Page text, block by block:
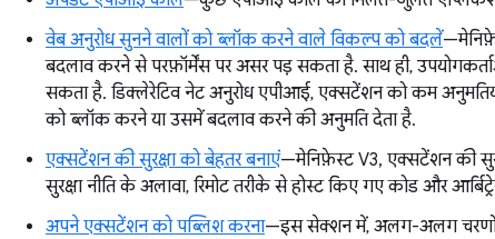
वेब अनुरोध सुनने वालों को ब्लॉक करने वाले विकल्प को बदलें
बदलाव करने से परफ़ॉर्मेंस पर असर पड़ सकता है. साथ ही,
सकता है. डिक्लेरेटिव नेट अनुरोध एपीआई, एक्सटेंशन को कम
को ब्लॉक करने या उसमें बदलाव करने की अनुमति देता है.
एक्सटेंशन की सुरक्षा को बेहतर बनाएं—मेनिफ़ेस्ट V3, एक्सटेंशन की
सुरक्षा नीति के अलावा, रिमोट तरीके से होस्ट किए गए कोड और
अपने एक्सटेंशन को पब्लिश करना—इस सेक्शन में, अलग-अलग चरणों